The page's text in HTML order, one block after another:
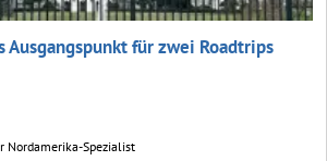
Ausgangspunkt für zwei Roadtrips
Nordamerika-Spezialist